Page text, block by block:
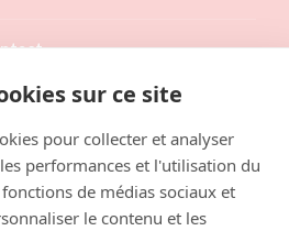
SITUER
sur ce site
pour collecter et analyser
performances et l'utilisation du
de médias sociaux et
le contenu et les